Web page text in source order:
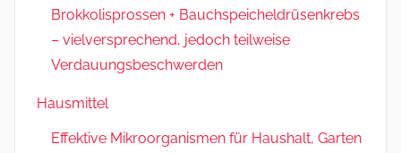
Brokkolisprossen + Bauchspeicheldrüsenkrebs
– vielversprechend, jedoch teilweise
Verdauungsbeschwerden
Hausmittel
Effektive Mikroorganismen für Haushalt, Garten